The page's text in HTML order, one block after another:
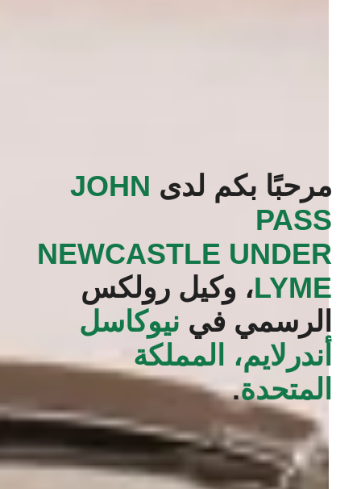
مرحبًا بكم لدى ‭JOHN
PASS
NEWCASTLE UNDER
LYME‬، وكيل رولكس
الرسمي في نيوكاسل
أندرلايم، المملكة
المتحدة.